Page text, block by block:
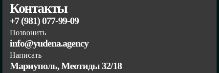
Контакты
+7 (981) 077-99-09
Позвонить
info@yudena.agency
Написать
Мариуполь, Меотиды 32/18